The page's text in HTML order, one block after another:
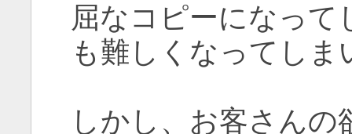
屈なコピーになっ
も難しくなってしま
しかし、お客さん